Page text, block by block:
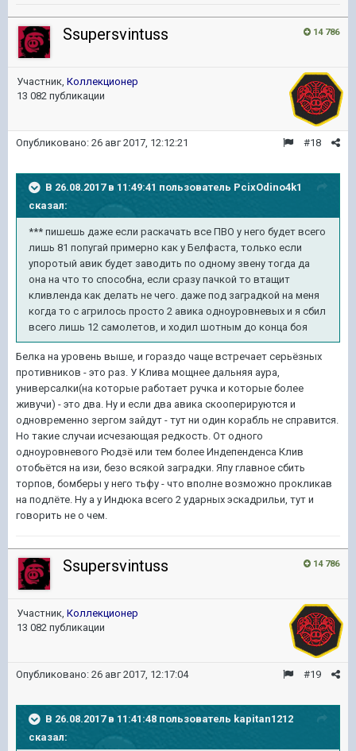
14 786
Ssupersvintuss
Участник, Коллекционер
13 082 публикации
#18
Опубликовано: 26 авг 2017, 12:12:21
В 26.08.2017 в 11:49:41 пользователь PcixOdino4k1
сказал:
*** пишешь даже если раскачать все ПВО у него будет всего
лишь 81 попугай примерно как у Белфаста, только если
упоротый авик будет заводить по одному звену тогда да
она на что то способна, если сразу пачкой то втащит
кливленда как делать не чего. даже под заградкой на меня
когда то с агрилось просто 2 авика одноуровневых и я сбил
всего лишь 12 самолетов, и ходил шотным до конца боя
Белка на уровень выше, и гораздо чаще встречает серьёзных
противников - это раз. У Клива мощнее дальняя аура,
универсалки(на которые работает ручка и которые более
живучи) - это два. Ну и если два авика скооперируются и
одновременно зергом зайдут - тут ни один корабль не справится.
Но такие случаи исчезающая редкость. От одного
одноуровневого Рюдзё или тем более Индепенденса Клив
отобьётся на изи, безо всякой заградки. Япу главное сбить
торпов, бомберы у него тьфу - что вполне возможно прокликав
на подлёте. Ну а у Индюка всего 2 ударных эскадрильи, тут и
говорить не о чем.
14 786
Ssupersvintuss
Участник, Коллекционер
13 082 публикации
#19
Опубликовано: 26 авг 2017, 12:17:04
В 26.08.2017 в 11:41:48 пользователь kapitan1212
сказал: